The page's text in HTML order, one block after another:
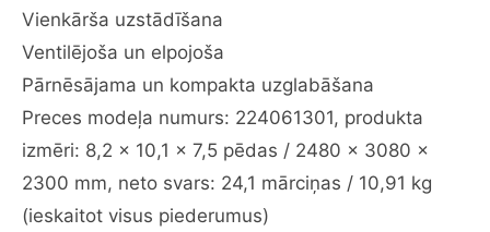
telts
sieta
logiem,
komplektā
lietus
un
uzglabāšanas
Vienkārša uzstādīšana
Ventilējoša un elpojoša
Pārnēsājama un kompakta uzglabāšana
Preces modeļa numurs: 224061301, produkta
izmēri: 8,2 x 10,1 x 7,5 pēdas / 2480 x 3080 x
2300 mm, neto svars: 24,1 mārciņas / 10,91 kg
(ieskaitot visus piederumus)